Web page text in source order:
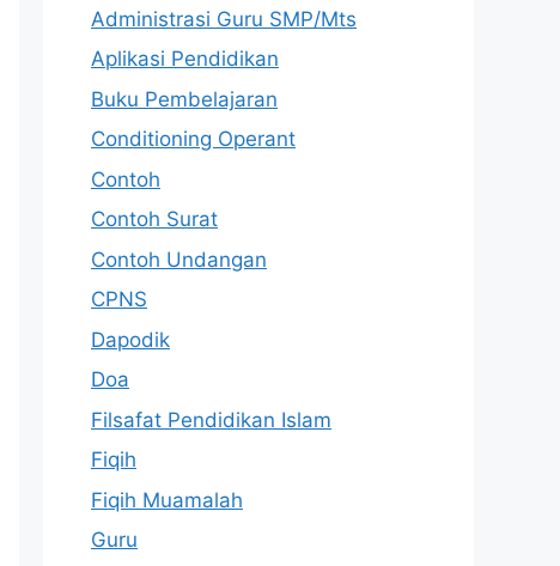
Administrasi Guru SMP/Mts
Aplikasi Pendidikan
Buku Pembelajaran
Conditioning Operant
Contoh
Contoh Surat
Contoh Undangan
CPNS
Dapodik
Doa
Filsafat Pendidikan Islam
Fiqih
Fiqih Muamalah
Guru